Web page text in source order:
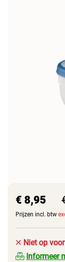
€ 8,95
Prijzen incl. btw
Niet op
Informeer